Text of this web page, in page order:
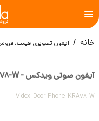
خانه آیفون تصویری قیمت،
آیفون صوتی ویدکس - KRA78-W - سفید
Videx-Door-Phone-KRA78-W